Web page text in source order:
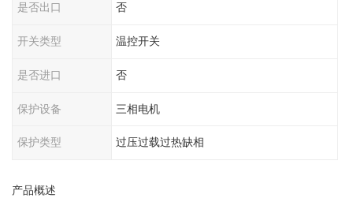
是否出口 否
开关类型 温控开关
是否进口 否
保护设备 三相电机
保护类型 过压过载过热缺相
产品概述